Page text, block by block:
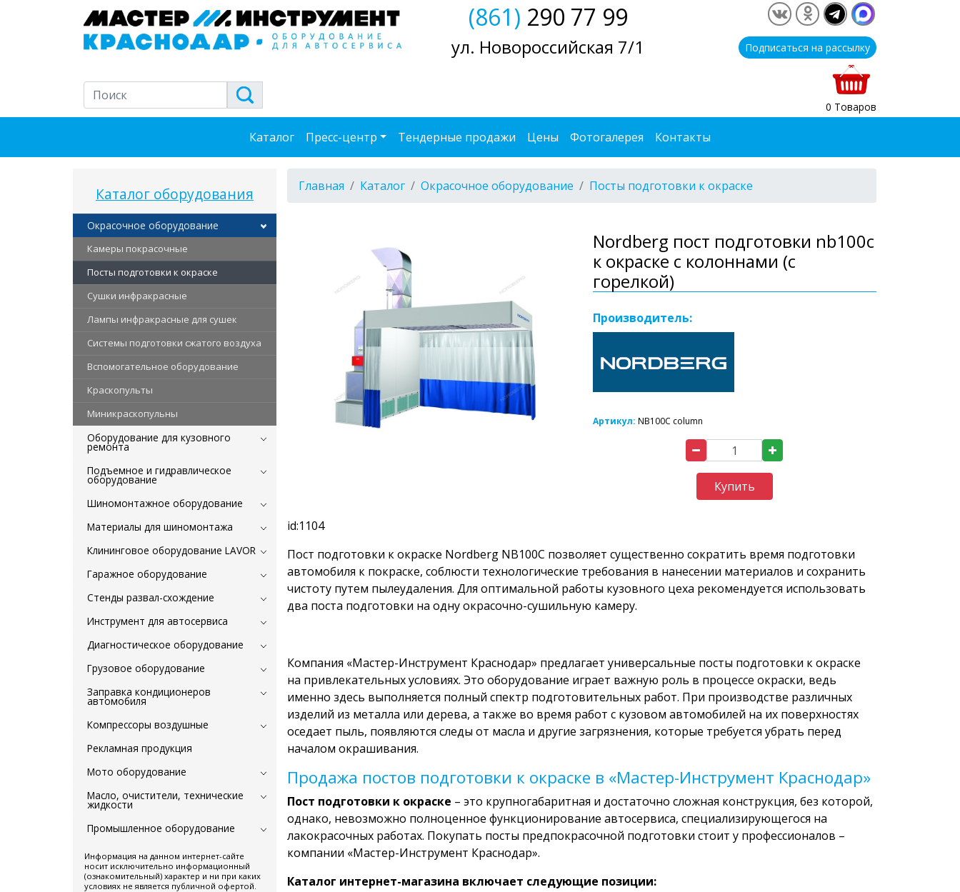
(861) 290 77 99
ул. Новороссийская 7/1 Подписаться на рассылку
0 Товаров
Каталог Пресс-центр Тендерные продажи Цены Фотогалерея Контакты
Каталог оборудования
Окрасочное оборудование
Камеры покрасочные
Посты подготовки к окраске
Сушки инфракрасные
Лампы инфракрасные для сушек
Системы подготовки сжатого воздуха
Вспомогательное оборудование
Краскопульты
Миникраскопульны
Оборудование для кузовного
ремонта
Подъемное и гидравлическое
оборудование
Шиномонтажное оборудование
Материалы для шиномонтажа
Клининговое оборудование LAVOR
Гаражное оборудование
Стенды развал-схождение
Инструмент для автосервиса
Диагностическое оборудование
Грузовое оборудование
Заправка кондиционеров
автомобиля
Компрессоры воздушные
Рекламная продукция
Мото оборудование
Масло, очистители, технические
жидкости
Промышленное оборудование
Информация на данном интернет-сайте
носит исключительно информационный
(ознакомительный) характер и ни при каких
условиях не является публичной офертой.
Главная Каталог Окрасочное оборудование Посты подготовки к окраске
Nordberg пост подготовки nb100c
к окраске с колоннами (с
горелкой)
Производитель:
Артикул: NB100C column
Купить
id:1104
Пост подготовки к окраске Nordberg NB100C позволяет существенно сократить время подготовки
автомобиля к покраске, соблюсти технологические требования в нанесении материалов и сохранить
чистоту путем пылеудаления. Для оптимальной работы кузовного цеха рекомендуется использовать
два поста подготовки на одну окрасочно-сушильную камеру.
Компания «Мастер-Инструмент Краснодар» предлагает универсальные посты подготовки к окраске
на привлекательных условиях. Это оборудование играет важную роль в процессе окраски, ведь
именно здесь выполняется полный спектр подготовительных работ. При производстве различных
изделий из металла или дерева, а также во время работ с кузовом автомобилей на их поверхностях
оседает пыль, появляются следы от масла и другие загрязнения, которые требуется убрать перед
началом окрашивания.
Продажа постов подготовки к окраске в «Мастер-Инструмент Краснодар»
Пост подготовки к окраске – это крупногабаритная и достаточно сложная конструкция, без которой,
однако, невозможно полноценное функционирование автосервиса, специализирующегося на
лакокрасочных работах. Покупать посты предпокрасочной подготовки стоит у профессионалов –
компании «Мастер-Инструмент Краснодар».
Каталог интернет-магазина включает следующие позиции: